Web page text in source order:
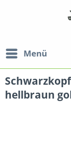
Menü
hellbraun